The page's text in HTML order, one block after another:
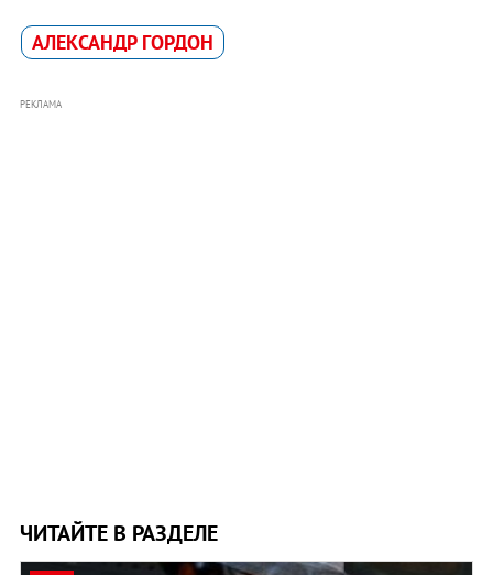
АЛЕКСАНДР ГОРДОН
РЕКЛАМА
ЧИТАЙТЕ В РАЗДЕЛЕ